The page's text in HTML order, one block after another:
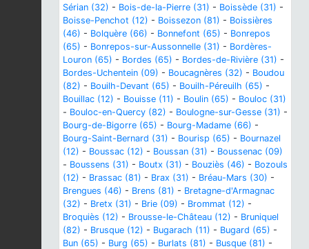
Sérian (32) - Bois-de-la-Pierre (31) - Boissède (31) -
Boisse-Penchot (12) - Boissezon (81) - Boissières
(46) - Bolquère (66) - Bonnefont (65) - Bonrepos
(65) - Bonrepos-sur-Aussonnelle (31) - Bordères-
Louron (65) - Bordes (65) - Bordes-de-Rivière (31) -
Bordes-Uchentein (09) - Boucagnères (32) - Boudou
(82) - Bouilh-Devant (65) - Bouilh-Péreuilh (65) -
Bouillac (12) - Bouisse (11) - Boulin (65) - Bouloc (31)
- Bouloc-en-Quercy (82) - Boulogne-sur-Gesse (31) -
Bourg-de-Bigorre (65) - Bourg-Madame (66) -
Bourg-Saint-Bernard (31) - Bourisp (65) - Bournazel
(12) - Boussac (12) - Boussan (31) - Boussenac (09)
- Boussens (31) - Boutx (31) - Bouziès (46) - Bozouls
(12) - Brassac (81) - Brax (31) - Bréau-Mars (30) -
Brengues (46) - Brens (81) - Bretagne-d'Armagnac
(32) - Bretx (31) - Brie (09) - Brommat (12) -
Broquiès (12) - Brousse-le-Château (12) - Bruniquel
(82) - Brusque (12) - Bugarach (11) - Bugard (65) -
Bun (65) - Burg (65) - Burlats (81) - Busque (81) -